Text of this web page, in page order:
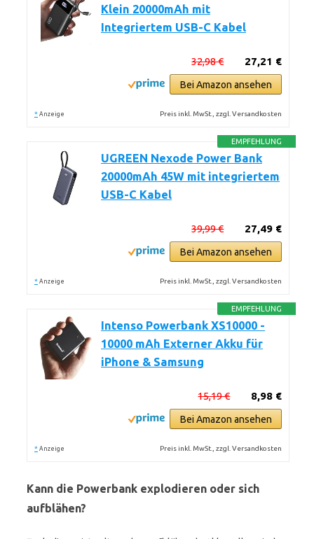
Klein 20000mAh mit
Integriertem USB-C Kabel
27,21 €
32,98 €
Bei Amazon ansehen
* Anzeige Preis inkl. MwSt., zzgl. Versandkosten
EMPFEHLUNG
UGREEN Nexode Power Bank
20000mAh 45W mit integriertem
USB-C Kabel
27,49 €
39,99 €
Bei Amazon ansehen
* Anzeige Preis inkl. MwSt., zzgl. Versandkosten
EMPFEHLUNG
Intenso Powerbank XS10000 -
10000 mAh Externer Akku für
iPhone & Samsung
8,98 €
15,19 €
Bei Amazon ansehen
* Anzeige Preis inkl. MwSt., zzgl. Versandkosten
Kann die Powerbank explodieren oder sich
aufblähen?